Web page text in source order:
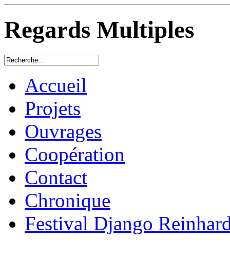
Regards Multiples
Accueil
Projets
Ouvrages
Coopération
Contact
Chronique
Festival Django